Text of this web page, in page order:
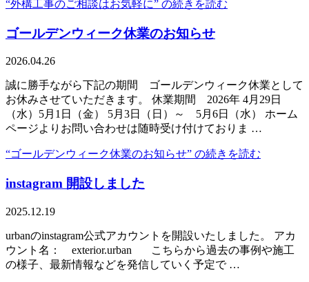
“外構工事のご相談はお気軽に” の続きを読む
ゴールデンウィーク休業のお知らせ
2026.04.26
誠に勝手ながら下記の期間 ゴールデンウィーク休業として
お休みさせていただきます。 休業期間 2026年 4月29日
（水）5月1日（金） 5月3日（日）～ 5月6日（水） ホーム
ページよりお問い合わせは随時受け付けておりま …
“ゴールデンウィーク休業のお知らせ” の続きを読む
instagram 開設しました
2025.12.19
urbanのinstagram公式アカウントを開設いたしました。 アカ
ウント名： exterior.urban こちらから過去の事例や施工
の様子、最新情報などを発信していく予定で …